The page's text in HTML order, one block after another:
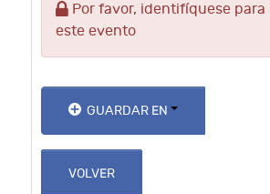
Por favor, identifíquese para
este evento
GUARDAR EN
VOLVER